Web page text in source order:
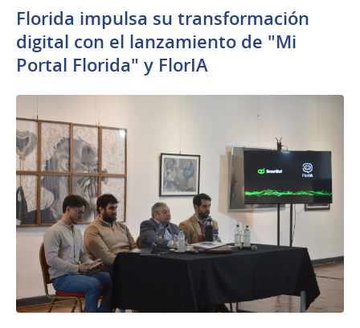
Florida impulsa su transformación
digital con el lanzamiento de "Mi
Portal Florida" y FlorIA